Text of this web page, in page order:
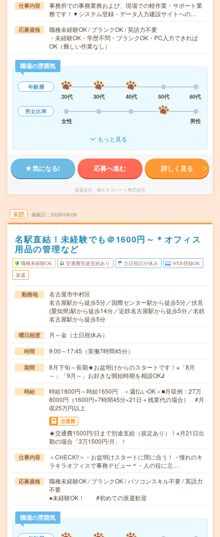
仕事内容
事務所での事務業務および、現場での軽作業・サポート業
務です！▼システム登録・データ入力建設サイトへの…
応募資格
職種未経験OK / ブランクOK / 英語力不要
・未経験OK・学歴不問・ブランクOK・PC入力できれば
OK（難しい作業なし）
職場の雰囲気
年齢層
20代
30代 40代 50代
60代
男女比率
女性
男性
もっと見る
気になる! 応募へ進む 詳しく見る
派遣会社 縁エキスパート株式会社
未読 掲載日 2026/08/06
名駅直結！未経験でも＠1600円～＊オフィス
用品の管理など
職種未経験OK 交通費別途支給あり 土日祝日が休み WEB登録OK
派遣
勤務地
名古屋市中村区
名古屋駅から徒歩5分／国際センター駅から徒歩5分／伏見
(愛知県)駅から徒歩14分／近鉄名古屋駅から徒歩5分／名鉄
名古屋駅から徒歩5分
曜日頻度 月～金（土日祝休み）
時間 9:00～17:45（実働7時間45分）
期間
8月下旬～長期★お盆明けからのスタートです！※「8月
～」「9月～」お好きな開始時期を相談OK♪
時給
時給1600円～時給1650円 ＜週払いOK＞■月収例：27万
8000円（1600円×7時間45分×21日＋残業代の場合） #月
収25万円以上
交通費
★交通費1500円/日まで別途支給（規定あり）！※月21日出
勤の場合「3万1500円/月」！
仕事内容
＜CHECK!!＞・お盆明けスタートに間に合う！・憧れのキ
ラキラオフィスで事務デビュー＊・人の役に立…
応募資格
職種未経験OK / ブランクOK / パソコンスキル不要 / 英語力
不要
●未経験OK！ #初めての派遣歓迎
職場の雰囲気